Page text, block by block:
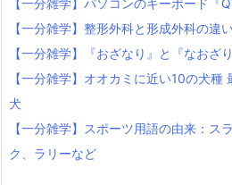
【一分雑学】整形外科と形成外科の違
【一分雑学】『おざなり』と『なおざ
【一分雑学】オオカミに近い10の犬
犬
【一分雑学】スポーツ用語の由来：ス
ク、ラリーなど